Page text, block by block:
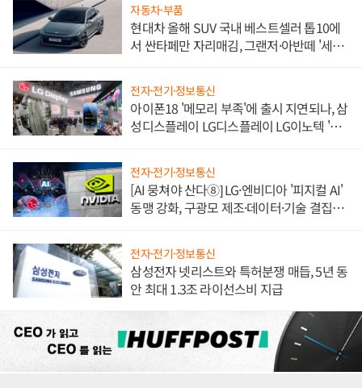
자동차·부품
현대차 올해 SUV 국내 베스트셀러 톱10에
서 싼타페만 자리매김, 그랜저·아반떼 '세단
전자·전기·정보통신
아이폰18 '메모리 부족'에 출시 지연되나, 삼
성디스플레이 LG디스플레이 LG이노텍 '탈
전자·전기·정보통신
[AI 뭉쳐야 산다⑧] LG·엔비디아 '피지컬 AI'
동맹 강화, 구광모 제조·데이터·기술 결집
전자·전기·정보통신
삼성전자 넷리스트와 특허분쟁 매듭, 5년 동
안 최대 1.3조 라이선스비 지급